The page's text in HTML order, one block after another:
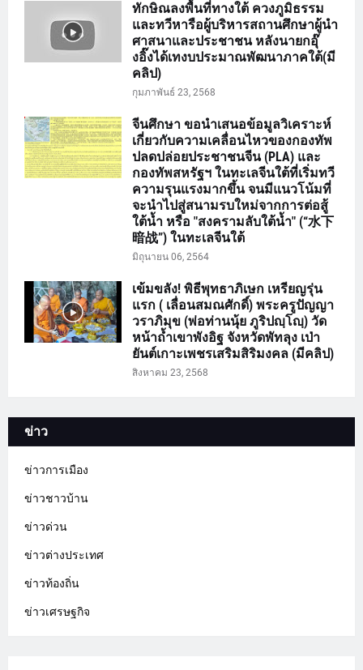
ทักษิณลงพื้นที่ทางใต้ ควงภูมิธรรม
และทวีหารือผู้บริหารสถานศึกษาผู้นำ
ศาสนาและประชาชน หลังนายกอุ๊
งอิ๊งได้เทงบประมาณพัฒนาภาคใต้(มี
คลิป)
กุมภาพันธ์ 23, 2568
จีนศึกษา ขอนำเสนอข้อมูลวิเคราะห์
เกี่ยวกับความเคลื่อนไหวของกองทัพ
ปลดปล่อยประชาชนจีน (PLA) และ
กองทัพสหรัฐฯ ในทะเลจีนใต้ที่เริ่มทวี
ความรุนแรงมากขึ้น จนมีแนวโน้มที่
จะนำไปสู่สนามรบใหม่จากการต่อสู้
ใต้น้ำ หรือ "สงครามลับใต้น้ำ" (“水下
暗战”) ในทะเลจีนใต้
มิถุนายน 06, 2564
เข้มขลัง! พิธีพุทธาภิเษก เหรียญรุ่น
แรก ( เลื่อนสมณศักดิ์) พระครูปัญญา
วราภิมุข (พ่อท่านนุ้ย ภูริปญฺโญฺ) วัด
หน้าถ้ำเขาพังอิฐ จังหวัดพัทลุง เป่า
ยันต์เกาะเพชรเสริมสิริมงคล (มีคลิป)
สิงหาคม 23, 2568
ข่าว
ข่าวการเมือง
ข่าวชาวบ้าน
ข่าวด่วน
ข่าวต่างประเทศ
ข่าวท้องถิ่น
ข่าวเศรษฐกิจ